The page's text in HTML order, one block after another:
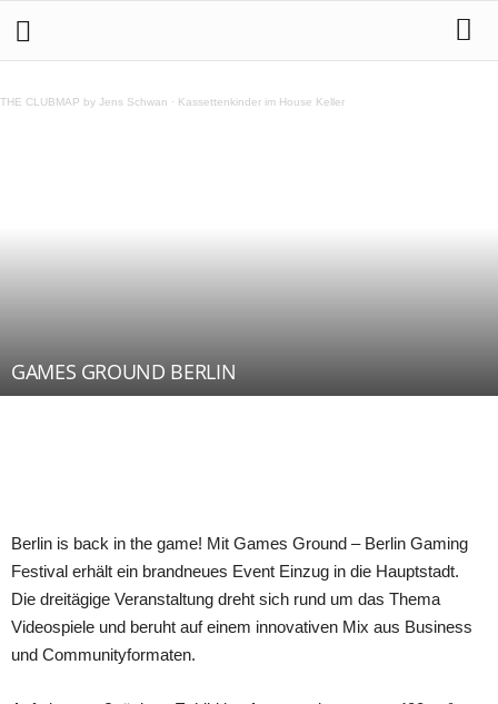
THE CLUBMAP by Jens Schwan · Kassettenkinder im House Keller
GAMES GROUND BERLIN
Berlin is back in the game! Mit Games Ground – Berlin Gaming
Festival erhält ein brandneues Event Einzug in die Hauptstadt.
Die dreitägige Veranstaltung dreht sich rund um das Thema
Videospiele und beruht auf einem innovativen Mix aus Business
und Communityformaten.